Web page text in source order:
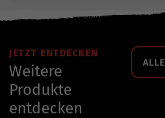
JETZT ENTDECKEN
Weitere
Produkte
entdecken